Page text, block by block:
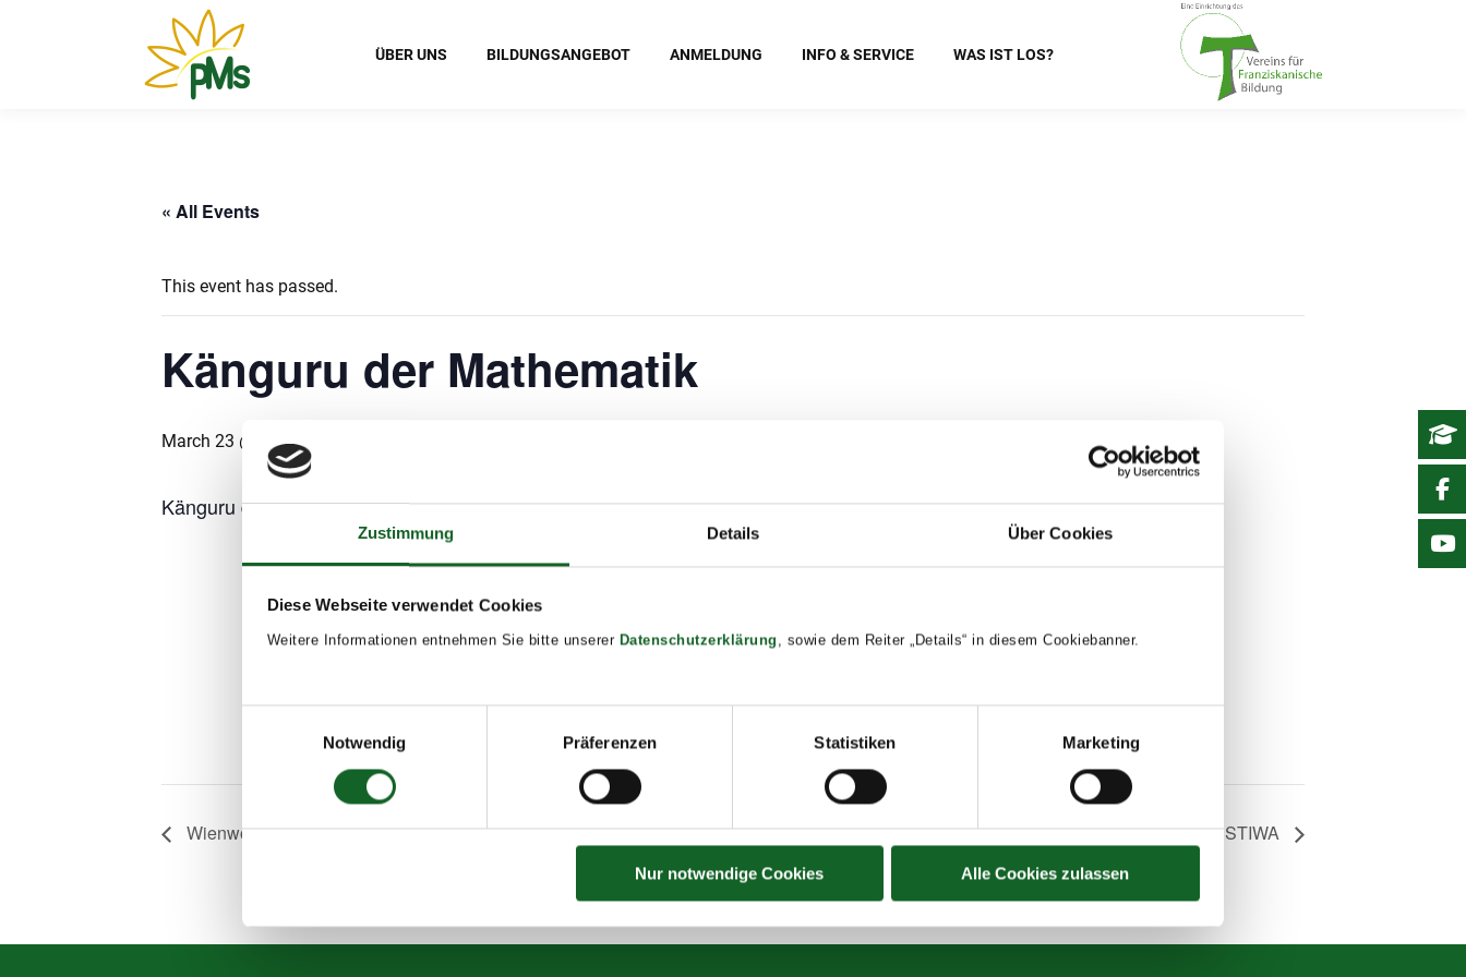
Zustimmung Details Über Cookies
Diese Webseite verwendet Cookies
Weitere Informationen entnehmen Sie bitte unserer Datenschutzerklärung , sowie dem Reiter „Details“ in diesem Cookiebanner.
Notwendig
Präferenzen Statistiken Marketing
Nur notwendige Cookies Alle Cookies zulassen
ÜBER UNS BILDUNGSANGEBOT ANMELDUNG INFO & SERVICE WAS IST LOS?
« All Events
This event has passed.
Känguru der Mathematik
March 23 @ 8:00-
Känguru der Mathematik
Add to calendar
Time:
2025/26
Wienwoche, 4. Klassen Exkursion STIWA